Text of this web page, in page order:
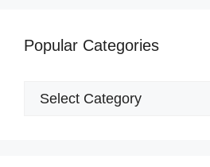
Popular Categories
Popular